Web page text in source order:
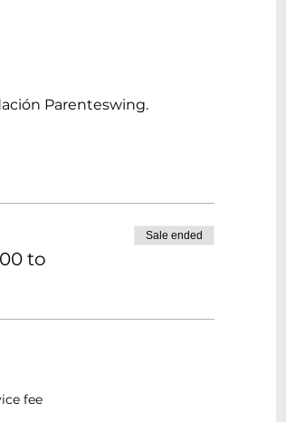
Parenteswing.
to
Sale ended
fee